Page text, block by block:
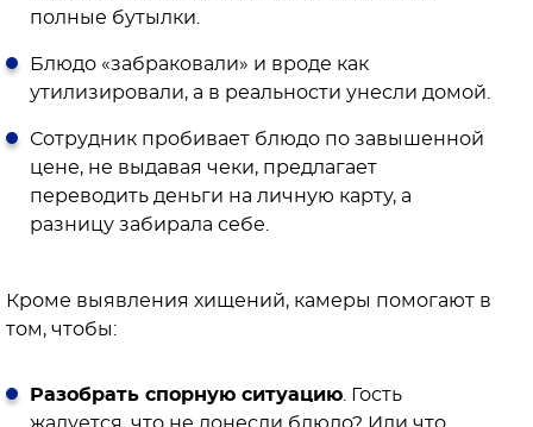
полные бутылки.
Блюдо «забраковали» и вроде как
утилизировали, а в реальности унесли домой.
Сотрудник пробивает блюдо по завышенной
цене, не выдавая чеки, предлагает
переводить деньги на личную карту, а
разницу забирала себе.
Кроме выявления хищений, камеры помогают в
том, чтобы:
Разобрать спорную ситуацию . Гость